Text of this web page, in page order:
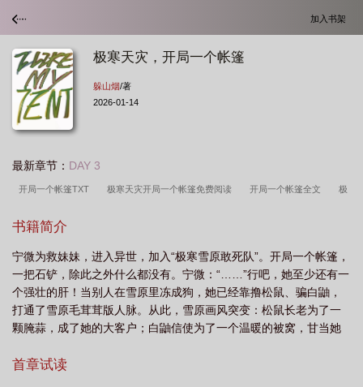
加入书架
极寒天灾，开局一个帐篷
躲山烟/著
2026-01-14
最新章节： DAY 3
开局一个帐篷TXT 极寒天灾开局一个帐篷免费阅读 开局一个帐篷全文 极
by 开局一个帐篷by躲山烟
篷躲山烟 极寒天灾开局一个帐篷笔趣阁 开局一个帐篷晋江手机版 极寒天灾
开局一个帐篷txt 极寒天灾开局一个帐篷最新章节列表 开局一个帐篷 开局
一个帐篷躲山 开局一个帐篷 躲山烟 极寒天灾开局一个帐篷 开局一个帐篷
免费 开局一个帐篷番外 极寒天灾开局一个帐篷的推荐
书籍简介
宁微为救妹妹，进入异世，加入“极寒雪原敢死队”。开局一个帐篷，
一把石铲，除此之外什么都没有。宁微：“……”行吧，她至少还有一
个强壮的肝！当别人在雪原里冻成狗，她已经靠撸松鼠、骗白鼬，
打通了雪原毛茸茸版人脉。从此，雪原画风突变：松鼠长老为了一
颗腌蒜，成了她的大客户；白鼬信使为了一个温暖的被窝，甘当她
原第一营地。直到有一天，系统公告响彻天际：【恭喜玩家宁微，
首章试读